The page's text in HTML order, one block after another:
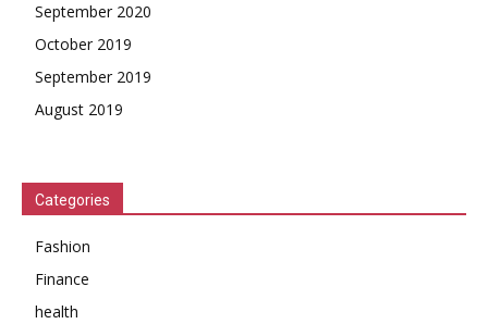
September 2020
October 2019
September 2019
August 2019
Categories
Fashion
Finance
health